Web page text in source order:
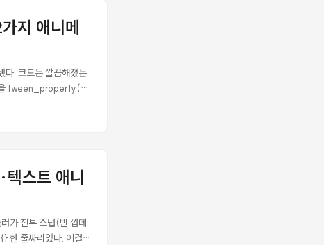
지 애니메
. 코드는 깔끔해졌는
tween_property()
마다 하나씩 추가된
때 반환 타입을 항
스트 애니
가 전부 스텁(빈 껍데
한 줄짜리였다. 이걸